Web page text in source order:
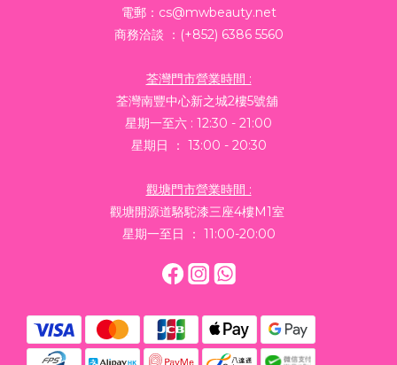
電郵：cs@mwbeauty.net
商務洽談 ：(+852) 6386 5560
荃灣門市營業時間 :
荃灣南豐中心新之城2樓5號舖
星期一至六 : 12:30 - 21:00
星期日 ： 13:00 - 20:30
觀塘門市營業時間 :
觀塘開源道駱駝漆三座4樓M1室
星期一至日 ： 11:00-20:00